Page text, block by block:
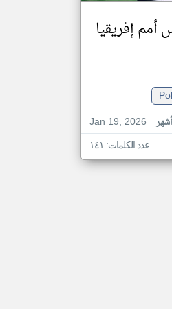
إفريقيا
Jan 19, 2026
عدد الكلمات: ١٤١